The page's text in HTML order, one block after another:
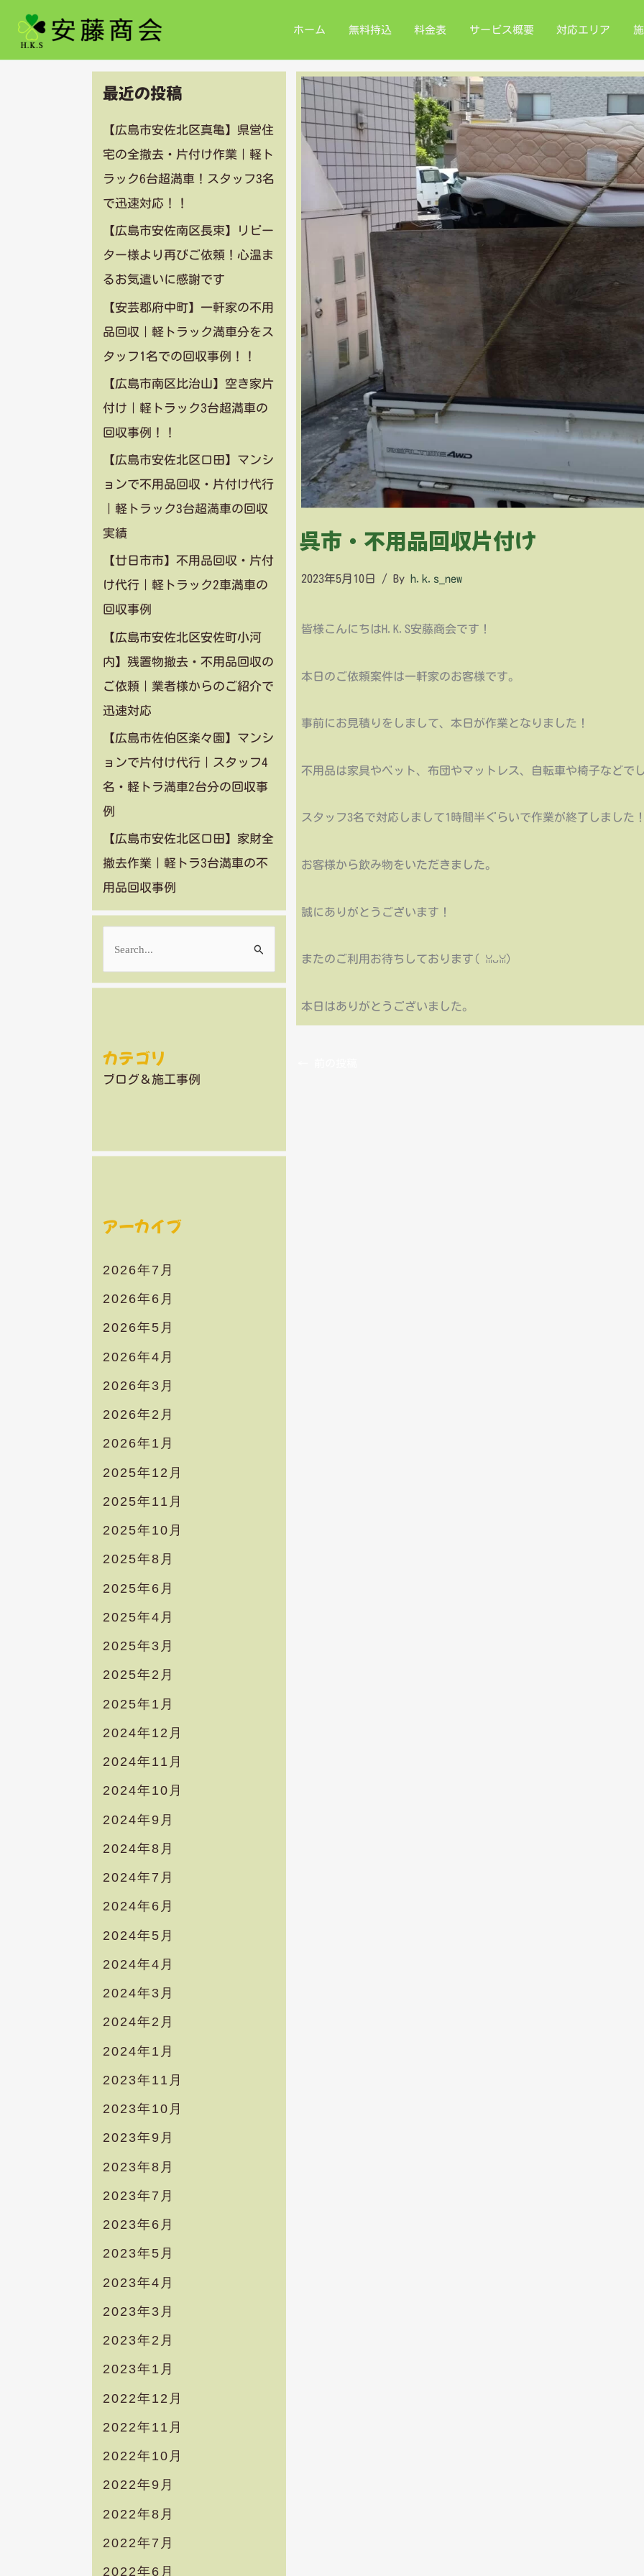
ホーム 無料持込 料金表 サービス概要 対応エリア
最近の投稿
【広島市安佐北区真亀】県営住
宅の全撤去・片付け作業｜軽ト
ラック6台超満車！スタッフ3名
で迅速対応！！
【広島市安佐南区長束】リピー
ター様より再びご依頼！心温ま
るお気遣いに感謝です
【安芸郡府中町】一軒家の不用
品回収｜軽トラック満車分をス
タッフ1名での回収事例！！
【広島市南区比治山】空き家片
付け｜軽トラック3台超満車の
回収事例！！
【広島市安佐北区口田】マンシ
ョンで不用品回収・片付け代行
｜軽トラック3台超満車の回収
実績
【廿日市市】不用品回収・片付
け代行｜軽トラック2車満車の
回収事例
【広島市安佐北区安佐町小河
内】残置物撤去・不用品回収の
ご依頼｜業者様からのご紹介で
迅速対応
【広島市佐伯区楽々園】マンシ
ョンで片付け代行｜スタッフ4
名・軽トラ満車2台分の回収事
例
【広島市安佐北区口田】家財全
撤去作業｜軽トラ3台満車の不
用品回収事例
:
カテゴリ
ブログ＆施工事例
アーカイブ
2026年7月
2026年6月
2026年5月
2026年4月
2026年3月
2026年2月
2026年1月
2025年12月
2025年11月
2025年10月
2025年8月
2025年6月
2025年4月
2025年3月
2025年2月
2025年1月
2024年12月
2024年11月
2024年10月
2024年9月
2024年8月
2024年7月
2024年6月
2024年5月
2024年4月
2024年3月
2024年2月
2024年1月
2023年11月
2023年10月
2023年9月
2023年8月
2023年7月
2023年6月
2023年5月
2023年4月
2023年3月
2023年2月
2023年1月
2022年12月
2022年11月
2022年10月
2022年9月
2022年8月
2022年7月
2022年6月
呉市・不用品回収片付け
2023年5月10日 / Byh.k.s_new
皆様こんにちはH.K.S安藤商会です！
本日のご依頼案件は一軒家のお客様です。
事前にお見積りをしまして、本日が作業となりました！
不用品は家具やベット、布団やマットレス、自転車や椅子などでし
スタッフ3名で対応しまして1時間半ぐらいで作業が終了しました！
お客様から飲み物をいただきました。
誠にありがとうございます！
またのご利用お待ちしております(⁠ ⁠ꈍ⁠ᴗ⁠ꈍ⁠)
本日はありがとうございました。